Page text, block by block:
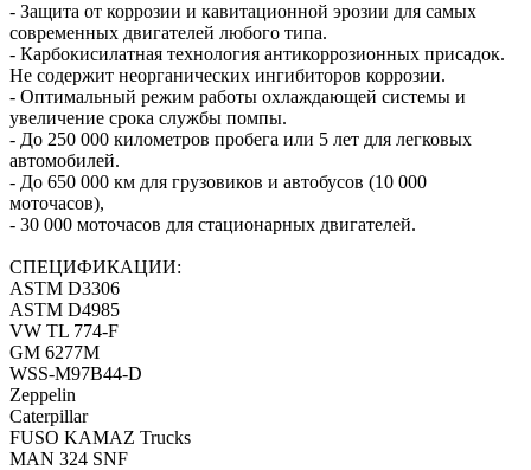
- Защита от коррозии и кавитационной эрозии для самых
современных двигателей любого типа.
- Карбокисилатная технология антикоррозионных присадок.
Не содержит неорганических ингибиторов коррозии.
- Оптимальный режим работы охлаждающей системы и
увеличение срока службы помпы.
- До 250 000 километров пробега или 5 лет для легковых
автомобилей.
- До 650 000 км для грузовиков и автобусов (10 000
моточасов),
- 30 000 моточасов для стационарных двигателей.
СПЕЦИФИКАЦИИ:
ASTM D3306
ASTM D4985
VW TL 774-F
GM 6277M
WSS-M97B44-D
Zeppelin
Caterpillar
FUSO KAMAZ Trucks
MAN 324 SNF